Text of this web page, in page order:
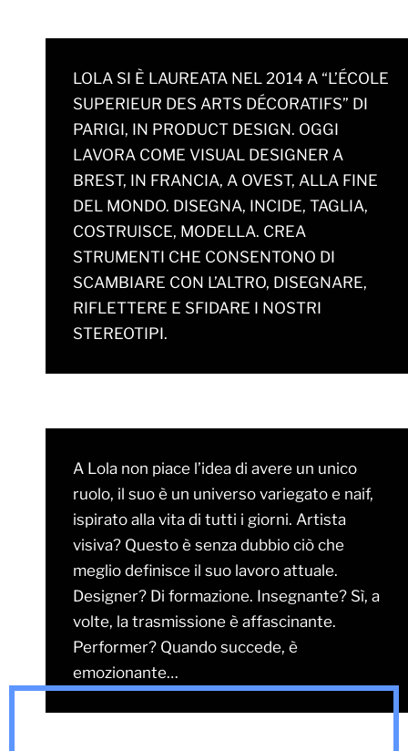
LOLA SI È LAUREATA NEL 2014 A “L’ÉCOLE
SUPERIEUR DES ARTS DÉCORATIFS” DI
PARIGI, IN PRODUCT DESIGN. OGGI
LAVORA COME VISUAL DESIGNER A
BREST, IN FRANCIA, A OVEST, ALLA FINE
DEL MONDO. DISEGNA, INCIDE, TAGLIA,
COSTRUISCE, MODELLA. CREA
STRUMENTI CHE CONSENTONO DI
SCAMBIARE CON L’ALTRO, DISEGNARE,
RIFLETTERE E SFIDARE I NOSTRI
STEREOTIPI.
A Lola non piace l’idea di avere un unico
ruolo, il suo è un universo variegato e naif,
ispirato alla vita di tutti i giorni. Artista
visiva? Questo è senza dubbio ciò che
meglio definisce il suo lavoro attuale.
Designer? Di formazione. Insegnante? Sì, a
volte, la trasmissione è affascinante.
Performer? Quando succede, è
emozionante…